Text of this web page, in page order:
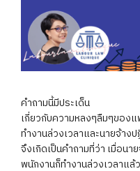
คำถามนี้มีประเด็น
เกี่ยวกับความหลงๆลืมๆของ
ทำงานล่วงเวลาและนายจ้าง
จึงเกิดเป็นคำถามที่ว่า เมื่อนา
พนักงานก็ทำงานล่วงเวลาแ